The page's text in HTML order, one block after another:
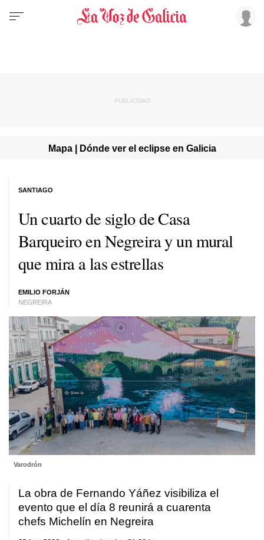
Mapa | Dónde ver el eclipse en Galicia
Un cuarto de siglo de Casa
Barqueiro en Negreira y un mural
que mira a las estrellas
EMILIO FORJÁN
NEGREIRA
SANTIAGO
Varodrón
La obra de Fernando Yáñez visibiliza el
evento que el día 8 reunirá a cuarenta
chefs Michelín en Negreira